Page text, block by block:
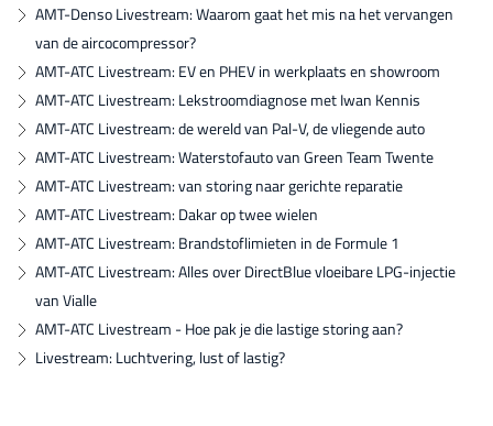
AMT-Denso Livestream: Waarom gaat het mis na het vervangen
van de aircocompressor?
AMT-ATC Livestream: EV en PHEV in werkplaats en showroom
AMT-ATC Livestream: Lekstroomdiagnose met Iwan Kennis
AMT-ATC Livestream: de wereld van Pal-V, de vliegende auto
AMT-ATC Livestream: Waterstofauto van Green Team Twente
AMT-ATC Livestream: van storing naar gerichte reparatie
AMT-ATC Livestream: Dakar op twee wielen
AMT-ATC Livestream: Brandstoflimieten in de Formule 1
AMT-ATC Livestream: Alles over DirectBlue vloeibare LPG-injectie
van Vialle
AMT-ATC Livestream - Hoe pak je die lastige storing aan?
Livestream: Luchtvering, lust of lastig?